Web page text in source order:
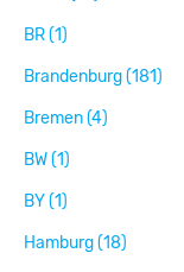
BR (1)
Brandenburg (181)
Bremen (4)
BW (1)
BY (1)
Hamburg (18)